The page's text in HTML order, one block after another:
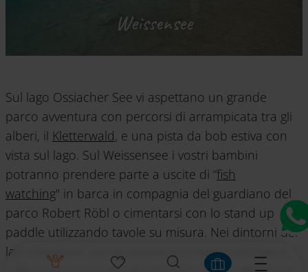
Weissensee
Sul lago Ossiacher See vi aspettano un grande
parco avventura con percorsi di arrampicata tra gli
alberi, il Kletterwald, e una pista da bob estiva con
vista sul lago. Sul Weissensee i vostri bambini
potranno prendere parte a uscite di “fish
watching" in barca in compagnia del guardiano del
parco Robert Röbl o cimentarsi con lo stand up
paddle utilizzando tavole su misura. Nei dintorni del
lago Klopeiner See le avventure iniziano nel bosco,